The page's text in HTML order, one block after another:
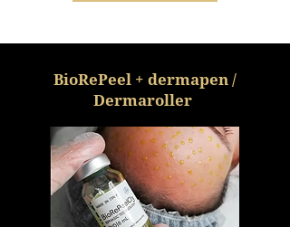
BioRePeel + dermapen /
Dermaroller